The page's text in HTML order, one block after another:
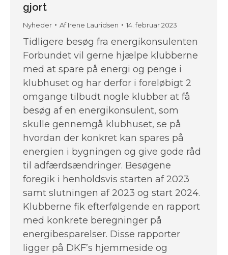
gjort
Nyheder AfIrene Lauridsen 14. februar 2023
Tidligere besøg fra energikonsulenten
Forbundet vil gerne hjælpe klubberne
med at spare på energi og penge i
klubhuset og har derfor i foreløbigt 2
omgange tilbudt nogle klubber at få
besøg af en energikonsulent, som
skulle gennemgå klubhuset, se på
hvordan der konkret kan spares på
energien i bygningen og give gode råd
til adfærdsændringer. Besøgene
foregik i henholdsvis starten af 2023
samt slutningen af 2023 og start 2024.
Klubberne fik efterfølgende en rapport
med konkrete beregninger på
energibesparelser. Disse rapporter
ligger på DKF’s hjemmeside og